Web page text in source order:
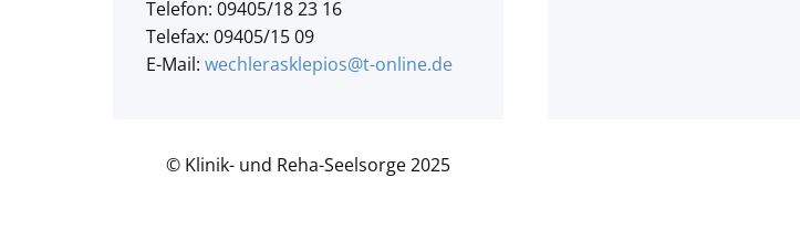
Telefon: 09405/18 23 16
Telefax: 09405/15 09
E-Mail: wechlerasklepios@t-online.de
© Klinik- und Reha-Seelsorge 2025